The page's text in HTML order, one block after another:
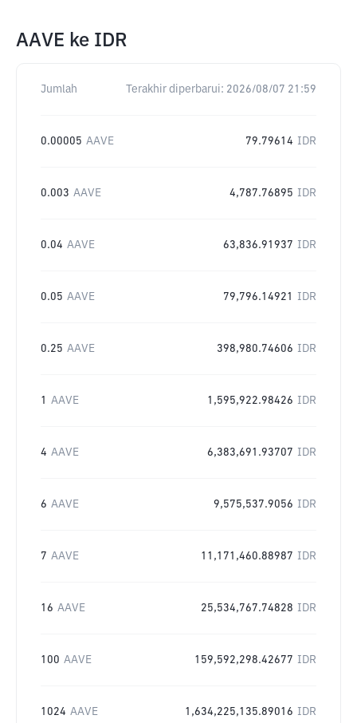
AAVE ke IDR
Jumlah Terakhir diperbarui: 2026/08/07 21:59
0.00005 AAVE 79.79614 IDR
0.003 AAVE 4,787.76895 IDR
0.04 AAVE 63,836.91937 IDR
0.05 AAVE 79,796.14921 IDR
0.25 AAVE 398,980.74606 IDR
1 AAVE 1,595,922.98426 IDR
4 AAVE 6,383,691.93707 IDR
6 AAVE 9,575,537.9056 IDR
7 AAVE 11,171,460.88987 IDR
16 AAVE 25,534,767.74828 IDR
100 AAVE 159,592,298.42677 IDR
1024 AAVE 1,634,225,135.89016 IDR